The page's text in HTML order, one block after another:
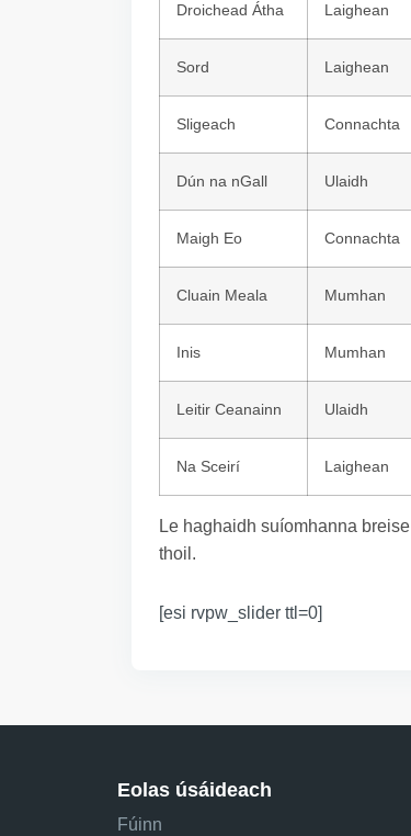
Droichead Átha Laighean
Sord Laighean
Sligeach Connachta
Dún na nGall Ulaidh
Maigh Eo Connachta
Cluain Meala Mumhan
Inis Mumhan
Leitir Ceanainn Ulaidh
Na Sceirí Laighean
Le haghaidh suíomhanna
thoil.
[esi rvpw_slider ttl=0]
Eolas úsáideach
Fúinn